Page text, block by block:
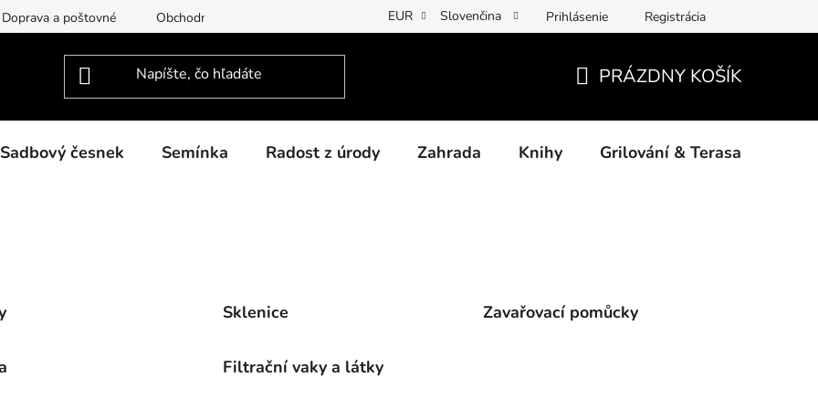
Doprava a poštovné Obchodní podmínky Podmínky ochrany osobních údajů Povinné informace a odkazy ÚKZÚZ
EUR Slovenčina Prihlásenie Registrácia
KOŠÍK
PRÁZDNY KOŠÍK
Sadbový česnek Semínka Radost z úrody Zahrada Knihy Grilování & Terasa
Sklenice Zavařovací pomůcky
Filtrační vaky a látky